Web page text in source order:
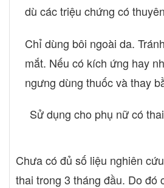
dù các triệu chứng có
Chỉ dùng bôi ngoài da.
mắt. Nếu có kích ứng hay
ngưng dùng thuốc và thay
Sử dụng cho phụ nữ có
Chưa có đủ số liệu nghiên
thai trong 3 tháng đầu. Do đó